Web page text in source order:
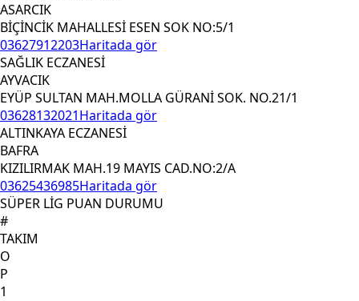
ASARCIK
BİÇİNCİK MAHALLESİ ESEN SOK NO:5/1
03627912203Haritada gör
SAĞLIK ECZANESİ
AYVACIK
EYÜP SULTAN MAH.MOLLA GÜRANİ SOK. NO.21/1
03628132021Haritada gör
ALTINKAYA ECZANESİ
BAFRA
KIZILIRMAK MAH.19 MAYIS CAD.NO:2/A
03625436985Haritada gör
SÜPER LİG PUAN DURUMU
#
TAKIM
O
P
1